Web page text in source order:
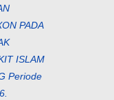
PADA
ISLAM
Periode